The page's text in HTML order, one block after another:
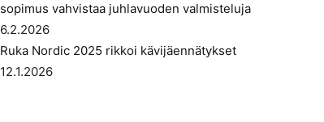
sopimus vahvistaa juhlavuoden valmisteluja
6.2.2026
Ruka Nordic 2025 rikkoi kävijäennätykset
12.1.2026